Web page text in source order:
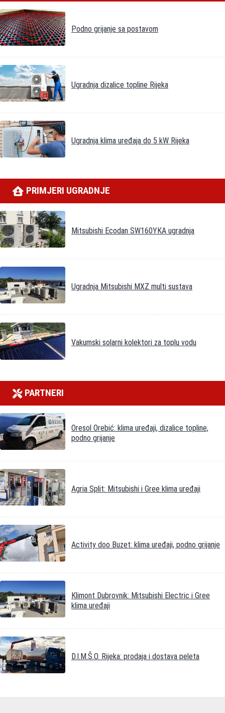
Podno grijanje sa postavom
Ugradnja dizalice topline Rijeka
Ugradnja klima uređaja do 5 kW Rijeka
PRIMJERI UGRADNJE
Mitsubishi Ecodan SW160YKA ugradnja
Ugradnja Mitsubishi MXZ multi sustava
Vakumski solarni kolektori za toplu vodu
PARTNERI
Oresol Orebić: klima uređaji, dizalice topline,
podno grijanje
Agria Split: Mitsubishi i Gree klima uređaji
Activity doo Buzet: klima uređaji, podno grijanje
Klimont Dubrovnik: Mitsubishi Electric i Gree
klima uređaji
D.I.M.Š.O. Rijeka: prodaja i dostava peleta